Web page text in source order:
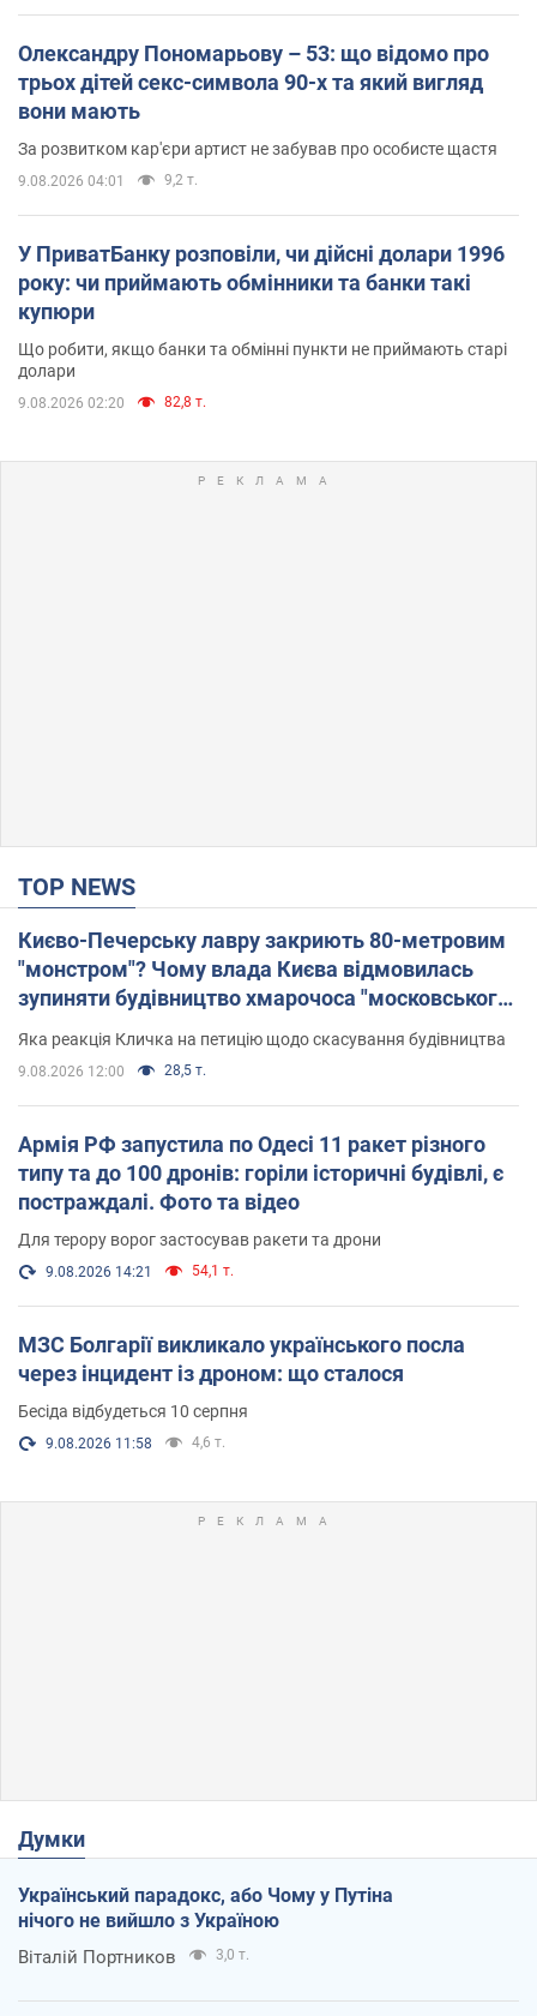
Олександру Пономарьову – 53: що відомо про
трьох дітей секс-символа 90-х та який вигляд
вони мають
За розвитком кар'єри артист не забував про особисте щастя
9.08.2026 04:01 9,2 т.
У ПриватБанку розповіли, чи дійсні долари 1996
року: чи приймають обмінники та банки такі
купюри
Що робити, якщо банки та обмінні пункти не приймають старі
долари
9.08.2026 02:20 82,8 т.
TOP NEWS
Києво-Печерську лавру закриють 80-метровим
"монстром"? Чому влада Києва відмовилась
зупиняти будівництво хмарочоса "московського
вірянина"
Яка реакція Кличка на петицію щодо скасування будівництва
9.08.2026 12:00 28,5 т.
Армія РФ запустила по Одесі 11 ракет різного
типу та до 100 дронів: горіли історичні будівлі, є
постраждалі. Фото та відео
Для терору ворог застосував ракети та дрони
9.08.2026 14:21 54,1 т.
МЗС Болгарії викликало українського посла
через інцидент із дроном: що сталося
Бесіда відбудеться 10 серпня
9.08.2026 11:58 4,6 т.
Думки
Український парадокс, або Чому у Путіна
нічого не вийшло з Україною
Віталій Портников 3,0 т.